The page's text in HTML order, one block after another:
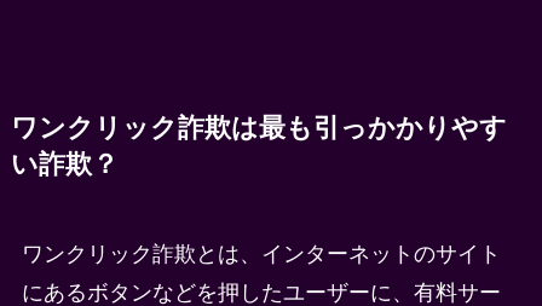
ワンクリック詐欺は最も引っかかりやす
い詐欺？
ワンクリック詐欺とは、インターネットのサイト
にあるボタンなどを押したユーザーに、有料サー